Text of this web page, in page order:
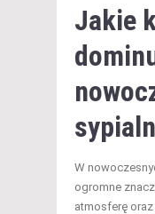
Jakie
W
ogromne
atmosferę